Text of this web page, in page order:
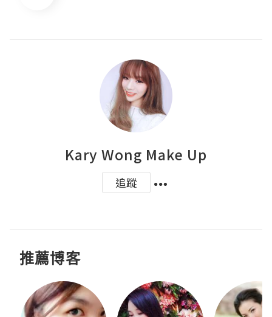
Kary Wong Make Up
追蹤
推薦博客